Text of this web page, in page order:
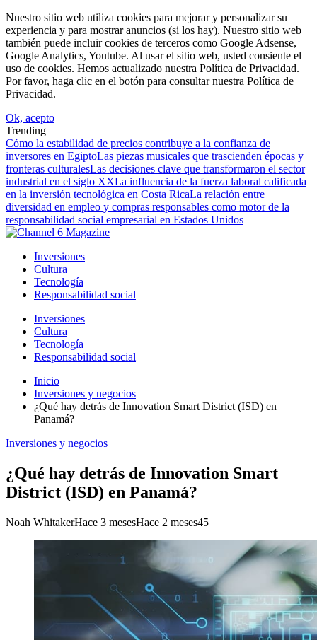
Nuestro sitio web utiliza cookies para mejorar y personalizar su
experiencia y para mostrar anuncios (si los hay). Nuestro sitio web
también puede incluir cookies de terceros como Google Adsense,
Google Analytics, Youtube. Al usar el sitio web, usted consiente el
uso de cookies. Hemos actualizado nuestra Política de Privacidad.
Por favor, haga clic en el botón para consultar nuestra Política de
Privacidad.
Ok, acepto
Trending
Cómo la estabilidad de precios contribuye a la confianza de
inversores en EgiptoLas piezas musicales que trascienden épocas y
fronteras culturalesLas decisiones clave que transformaron el sector
industrial en el siglo XXLa influencia de la fuerza laboral calificada
en la inversión tecnológica en Costa RicaLa relación entre
diversidad en empleo y compras responsables como motor de la
responsabilidad social empresarial en Estados Unidos
Inversiones
Cultura
Tecnología
Responsabilidad social
Inversiones
Cultura
Tecnología
Responsabilidad social
Inicio
Inversiones y negocios
¿Qué hay detrás de Innovation Smart District (ISD) en
Panamá?
Inversiones y negocios
¿Qué hay detrás de Innovation Smart
District (ISD) en Panamá?
Noah WhitakerHace 3 mesesHace 2 meses45